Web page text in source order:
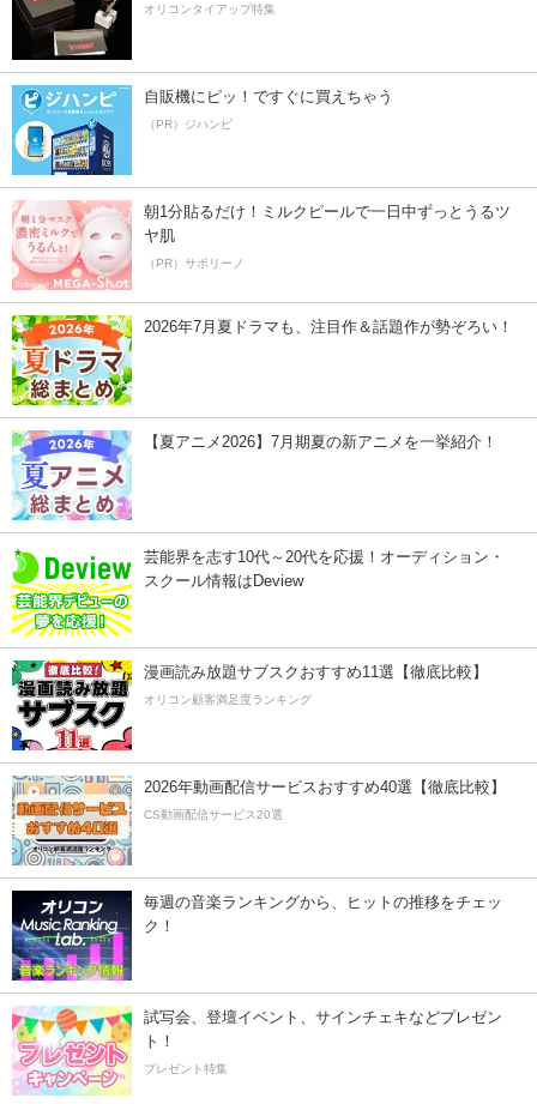
オリコンタイアップ特集
自販機にピッ！ですぐに買えちゃう
（PR）ジハンピ
朝1分貼るだけ！ミルクピールで一日中ずっとうるツ
ヤ肌
（PR）サボリーノ
2026年7月夏ドラマも、注目作＆話題作が勢ぞろい！
【夏アニメ2026】7月期夏の新アニメを一挙紹介！
芸能界を志す10代～20代を応援！オーディション・
スクール情報はDeview
漫画読み放題サブスクおすすめ11選【徹底比較】
オリコン顧客満足度ランキング
2026年動画配信サービスおすすめ40選【徹底比較】
CS動画配信サービス20選
毎週の音楽ランキングから、ヒットの推移をチェッ
ク！
試写会、登壇イベント、サインチェキなどプレゼン
ト！
プレゼント特集